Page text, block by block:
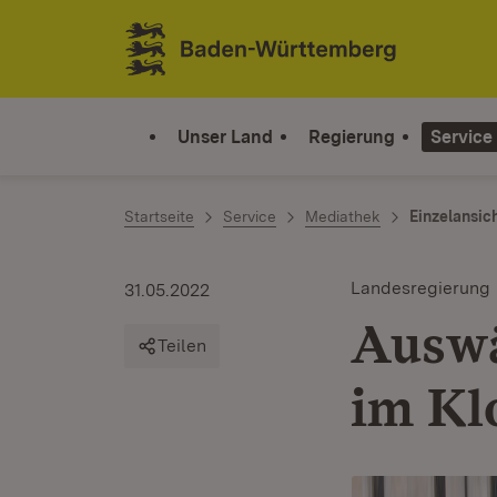
Zum Inhalt springen
Link zur Startseite
Unser Land Regierung Service
Startseite Service Mediathek
Landesregierung
im
31.05.2022
Teilen